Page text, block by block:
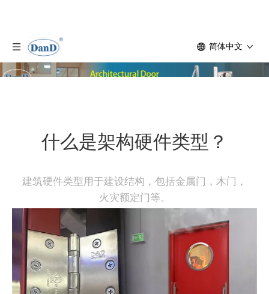
建筑硬件类型用于建设结构，包括金属门，木门，